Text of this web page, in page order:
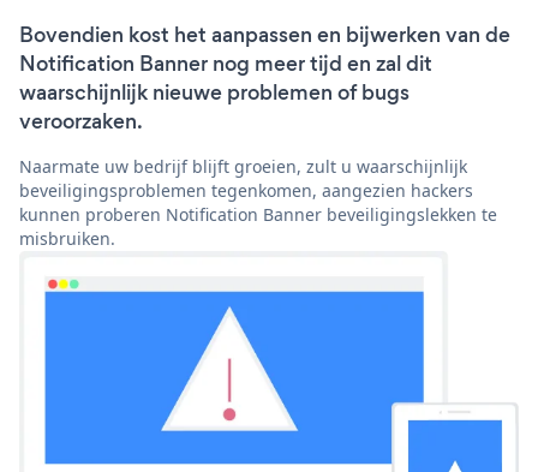
Bovendien kost het aanpassen en bijwerken van de
Notification Banner nog meer tijd en zal dit
waarschijnlijk nieuwe problemen of bugs
veroorzaken.
Naarmate uw bedrijf blijft groeien, zult u waarschijnlijk
beveiligingsproblemen tegenkomen, aangezien hackers
kunnen proberen Notification Banner beveiligingslekken te
misbruiken.